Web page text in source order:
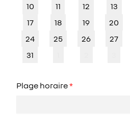
10 11 12 13
17 18 19 20
24 25 26 27
31
Plage horaire*